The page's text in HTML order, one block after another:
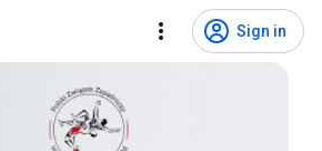
Sign in